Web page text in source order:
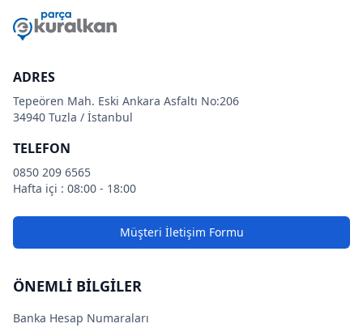
ADRES
Tepeören Mah. Eski Ankara Asfaltı No:206
34940 Tuzla / İstanbul
TELEFON
0850 209 6565
Hafta içi : 08:00 - 18:00
Müşteri İletişim Formu
ÖNEMLİ BİLGİLER
Banka Hesap Numaraları